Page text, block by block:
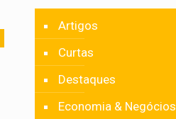
Artigos
Curtas
Destaques
Economia & Negócios